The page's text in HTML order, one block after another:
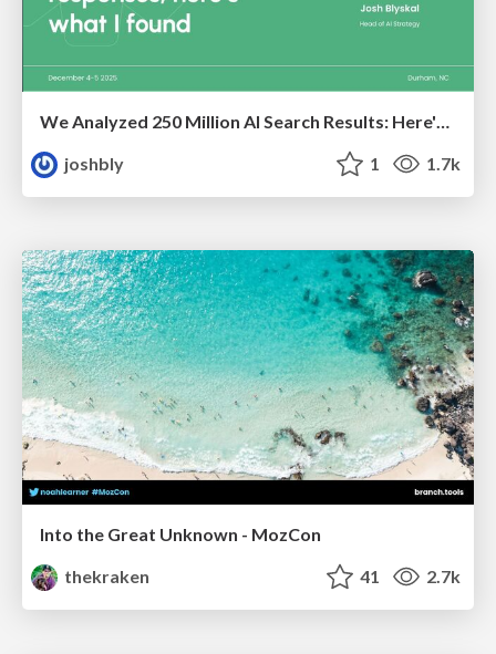
We Analyzed 250 Million AI Search Results: Here's What I Found
joshbly
1 1.7k
Into the Great Unknown - MozCon
thekraken
41 2.7k